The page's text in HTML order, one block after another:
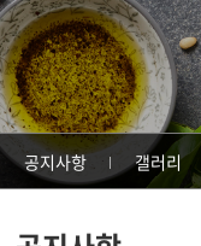
공지사항 갤러리